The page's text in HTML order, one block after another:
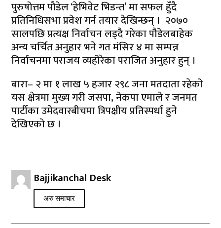
पुरुषोत्तम पौडेल ‘हेभिवेट भिडन्त’ मा सफल हुँदै
प्रतिनिधिसभा प्रवेश गर्न तयार देखिन्छन् । २०७०
सालपछि प्रत्यक्ष निर्वाचन लड्दै गरेका पौडेलबाहेक
अन्य चर्चित अनुहार भने गत मंसिर ४ मा सम्पन्न
निर्वाचनमा पराजय व्यहोरेका पराजित अनुहार हुन् ।
बारा– २ मा १ लाख ५ हजार २९८ जना मतदाता रहेको
यस क्षेत्रमा मुख्य गरी जसपा, नेकपा एमाले र जनमत
पार्टीका उमेदवारबीचमा त्रिपक्षीय प्रतिस्पर्धा हुने
देखिएको छ ।
Bajjikanchal Desk
अरु समाचार